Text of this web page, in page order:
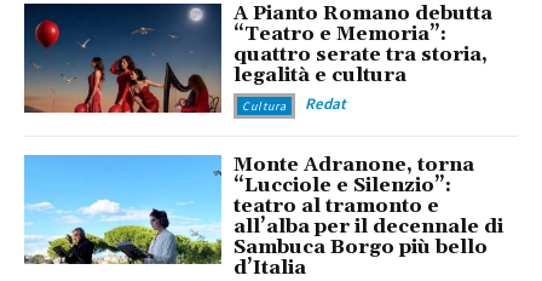
A Pianto Romano debutta
“Teatro e Memoria”:
quattro serate tra storia,
legalità e cultura
Cultura Redat
Monte Adranone, torna
“Lucciole e Silenzio”:
teatro al tramonto e
all’alba per il decennale di
Sambuca Borgo più bello
d’Italia